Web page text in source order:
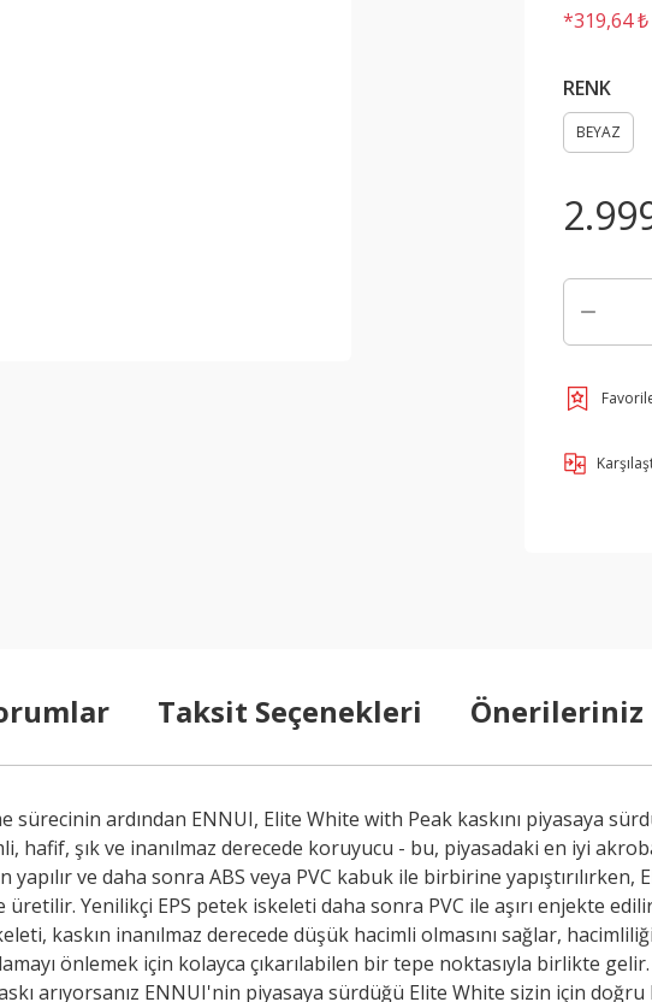
*319,64
RENK
BEYAZ
Taksit Seçenekleri Önerileriniz
sürecinin ardından ENNUI, Elite White with Peak kaskını piyasaya
hafif, şık ve inanılmaz derecede koruyucu - bu, piyasadaki en iyi
ve daha sonra ABS veya PVC kabuk ile birbirine
Yenilikçi EPS petek iskeleti daha sonra PVC ile aşırı enjekte
kaskın inanılmaz derecede düşük hacimli olmasını sağlar,
önlemek için kolayca çıkarılabilen bir tepe noktasıyla birlikte
arıyorsanız ENNUI'nin piyasaya sürdüğü Elite White sizin için